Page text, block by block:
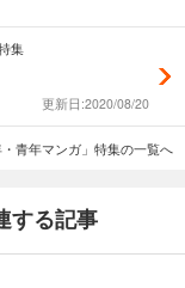
集
更新日:2020/08/20
・青年マンガ」特集の一覧へ
する記事